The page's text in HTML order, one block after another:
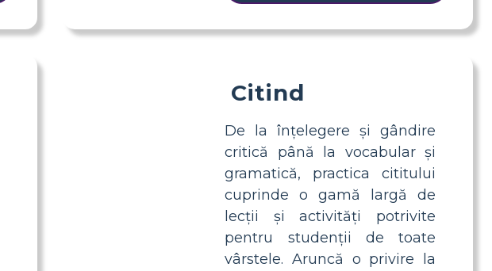
Citind
De la înțelegere și gândire
critică până la vocabular și
gramatică, practica cititului
cuprinde o gamă largă de
lecții și activități potrivite
pentru studenții de toate
vârstele. Aruncă o privire la